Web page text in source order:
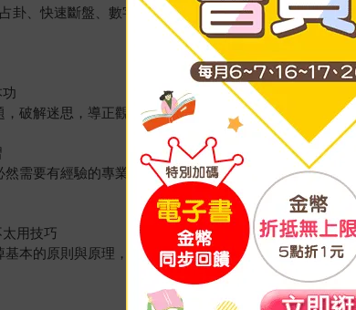
、快速斷盤、數字紫微，斷盤神乎其技！
破解迷思，導正觀念，讓這本書帶你重回新手村接受
需要有經驗的專業導遊，大耕老師多年致力於紫微斗
用技巧
本的原則與原理，迷失在看似炫麗的技巧上，以至於